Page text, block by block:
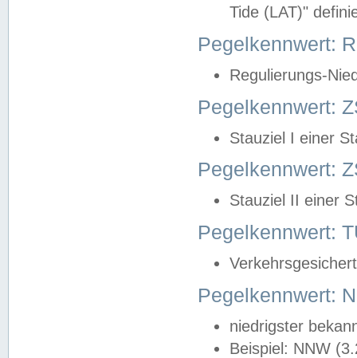
Tide (LAT)"
Pegelkennwert:
Regulierungs-
Pegelkennwert:
Stauziel I einer
Pegelkennwert:
Stauziel II einer
Pegelkennwert:
Pegelkennwert:
niedrigster
Beispiel: NNW